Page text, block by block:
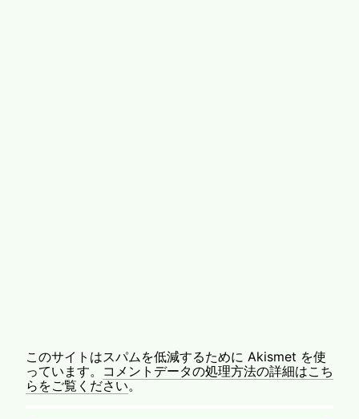
このサイトはスパムを低減するために Akismet を使
っています。 コメントデータの処理方法の詳細はこち
らをご覧ください。